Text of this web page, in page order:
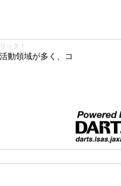
ック！
動領域が多く、コ